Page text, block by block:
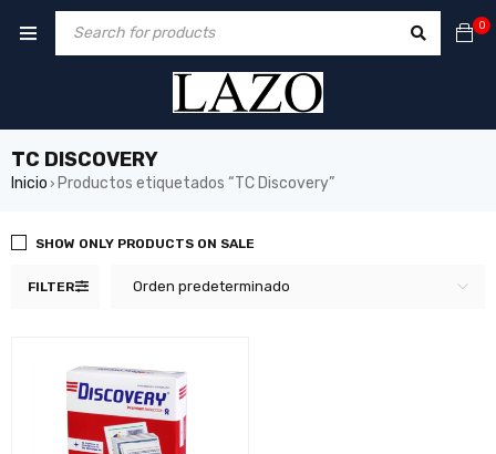
0
TC DISCOVERY
Inicio › Productos etiquetados “TC Discovery”
FILTER Orden predeterminado
SHOW ONLY PRODUCTS ON SALE